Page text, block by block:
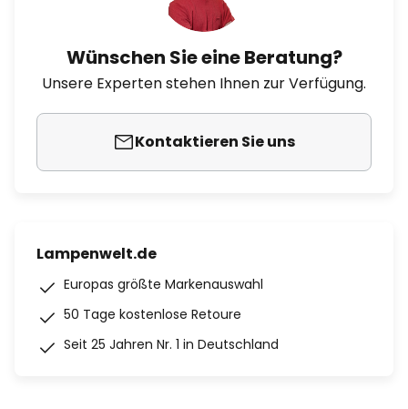
Wünschen Sie eine Beratung?
Unsere Experten stehen Ihnen zur Verfügung.
Kontaktieren Sie uns
Lampenwelt.de
Europas größte Markenauswahl
50 Tage kostenlose Retoure
Seit 25 Jahren Nr. 1 in Deutschland